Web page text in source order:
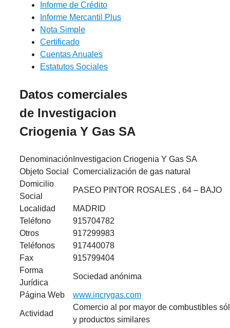
Informe de Crédito
Informe Mercantil Plus
Nota Simple
Certificado
Cuentas Anuales
Estatutos Sociales
Datos comerciales
de Investigacion
Criogenia Y Gas SA
Denominación Investigacion Criogenia Y Gas SA
Objeto Social
Comercialización de gas natural
Domicilio
Social
PASEO PINTOR ROSALES , 64 – BAJO
Localidad
MADRID
Teléfono
915704782
Otros
Teléfonos
917299983
917440078
Fax
915799404
Forma
Jurídica
Sociedad anónima
Página Web www.incrygas.com
Actividad
Comercio al por mayor de combustibles
y productos similares